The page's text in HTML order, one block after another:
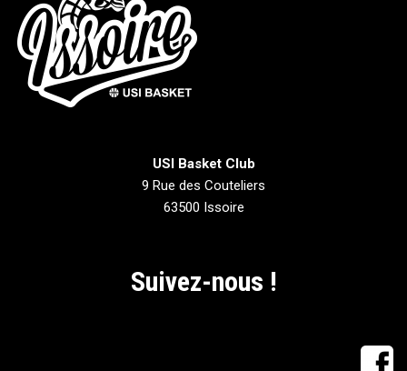
USI Basket Club
9 Rue des Couteliers
63500 Issoire
Suivez-nous !